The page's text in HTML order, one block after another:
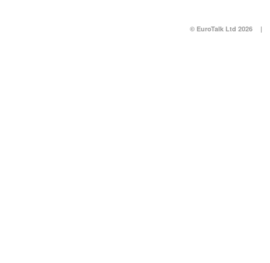
© EuroTalk Ltd 2026 |